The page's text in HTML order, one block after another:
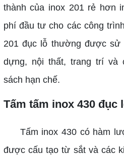
thành của inox 201 rẻ hơn
phí đầu tư cho các công
201 đục lỗ thường được sử
dựng, nội thất, trang trí và
sách hạn chế.
Tấm tấm inox 430 đục
Tấm inox 430 có hàm
được cấu tạo từ sắt và các